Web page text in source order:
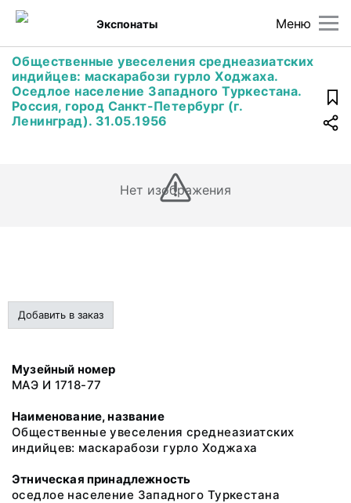
Меню
Экспонаты
Общественные увеселения среднеазиатских
индийцев: маскарабози гурло Ходжаха.
Оседлое население Западного Туркестана.
Россия, город Санкт-Петербург (г.
Ленинград). 31.05.1956
Нет изображения
Добавить в заказ
Музейный номер
МАЭ И 1718-77
Наименование, название
Общественные увеселения среднеазиатских
индийцев: маскарабози гурло Ходжаха
Этническая принадлежность
оседлое население Западного Туркестана